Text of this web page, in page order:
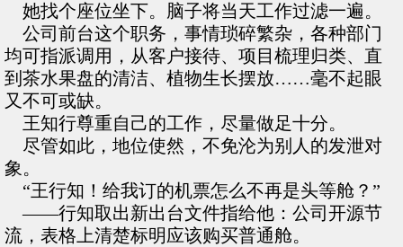
她找个座位坐下。脑子将当天工作过滤一遍。
公司前台这个职务，事情琐碎繁杂，各种部门
均可指派调用，从客户接待、项目梳理归类、直
到茶水果盘的清洁、植物生长摆放……毫不起眼
又不可或缺。
王知行尊重自己的工作，尽量做足十分。
尽管如此，地位使然，不免沦为别人的发泄对
象。
“王行知！给我订的机票怎么不再是头等舱？”
——行知取出新出台文件指给他：公司开源节
流，表格上清楚标明应该购买普通舱。